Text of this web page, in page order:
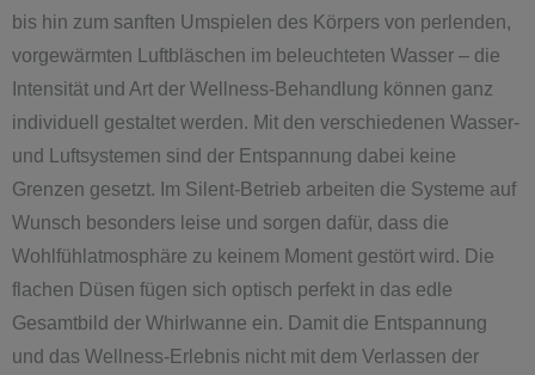
bis hin zum sanften Umspielen des Körpers von perlenden,
vorgewärmten Luftbläschen im beleuchteten Wasser – die
Intensität und Art der Wellness-Behandlung können ganz
individuell gestaltet werden. Mit den verschiedenen Wasser-
und Luftsystemen sind der Entspannung dabei keine
Grenzen gesetzt. Im Silent-Betrieb arbeiten die Systeme auf
Wunsch besonders leise und sorgen dafür, dass die
Wohlfühlatmosphäre zu keinem Moment gestört wird. Die
flachen Düsen fügen sich optisch perfekt in das edle
Gesamtbild der Whirlwanne ein. Damit die Entspannung
und das Wellness-Erlebnis nicht mit dem Verlassen der